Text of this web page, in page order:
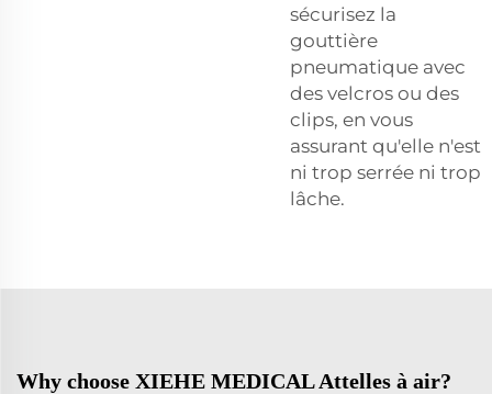
sécurisez la
gouttière
pneumatique avec
des velcros ou des
clips, en vous
assurant qu'elle n'est
ni trop serrée ni trop
lâche.
Why choose XIEHE MEDICAL Attelles à air?